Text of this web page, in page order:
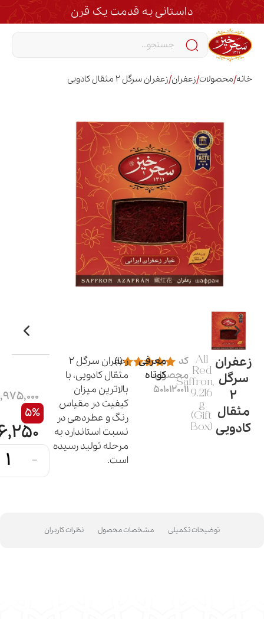
داستانی به قدمت یک قرن
خانه/محصولات/زعفران/زعفران سرگل 2 مثقال کادویی
زعفران
سرگل
2
مثقال
کادویی
All
Red
Saffron,
9.216
g
(Gift
Box)
کد
محصول:
5010120011
(1)
معرفی
کوتاه
زعفران سرگل ۲
مثقال کادویی، با
بالاترین میزان
کیفیت در مقیاس
رنگ و عطر‌دهی در
نسبت استاندارد به
مرحله تولید رسیده
است.
5%
-
توضیحات تکمیلی مشخصات محصول نظرات کاربران